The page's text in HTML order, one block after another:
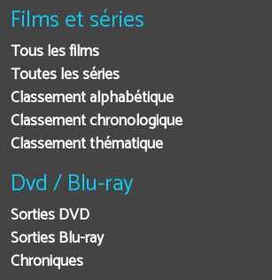
Films et séries
Tous les films
Toutes les séries
Classement alphabétique
Classement chronologique
Classement thématique
Dvd / Blu-ray
Sorties DVD
Sorties Blu-ray
Chroniques